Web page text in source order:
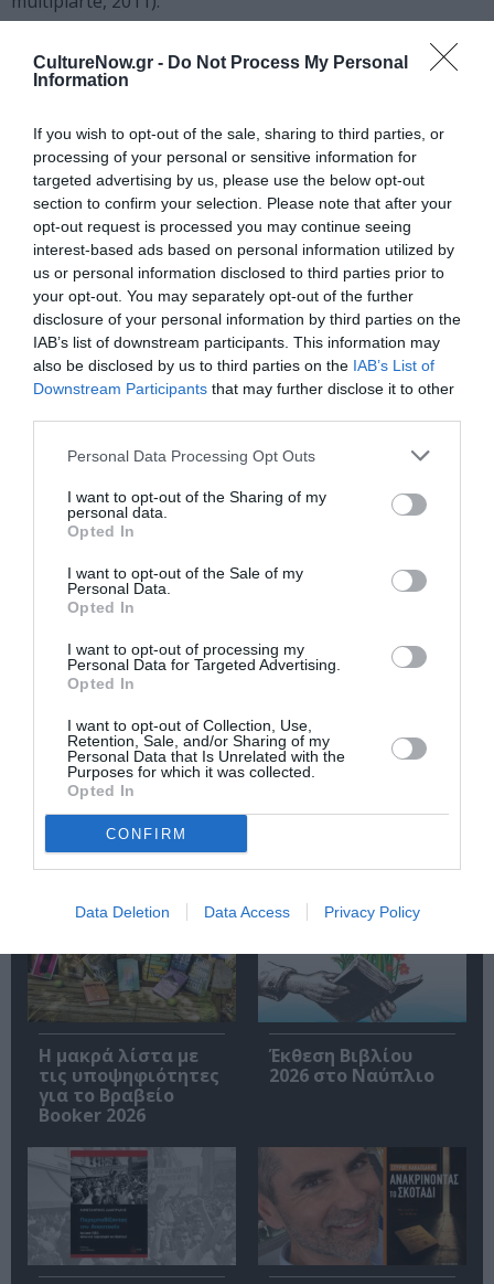
CultureNow.gr - Do Not Process My Personal
Information
If you wish to opt-out of the sale, sharing to third parties, or
processing of your personal or sensitive information for
targeted advertising by us, please use the below opt-out
section to confirm your selection. Please note that after your
opt-out request is processed you may continue seeing
interest-based ads based on personal information utilized by
us or personal information disclosed to third parties prior to
your opt-out. You may separately opt-out of the further
disclosure of your personal information by third parties on the
IAB’s list of downstream participants. This information may
also be disclosed by us to third parties on the IAB’s List of
Downstream Participants that may further disclose it to other
Personal Data Processing Opt Outs
I want to opt-out of the Sharing of my
personal data.
Opted In
I want to opt-out of the Sale of my
Personal Data.
Opted In
I want to opt-out of processing my
Personal Data for Targeted Advertising.
Opted In
I want to opt-out of Collection, Use,
Retention, Sale, and/or Sharing of my
Personal Data that Is Unrelated with the
Purposes for which it was collected.
Opted In
CONFIRM
Data Deletion Data Access Privacy Policy
Ταυτότητα
520, σχήμα: 14×20,5 cm, τιμή:18,33 € με ΦΠΑ, Μάιος 2014
Ακολουθήστε το Culturenow.gr στοGoogle News
μάθετε πρώτοι όλες τις ειδήσεις
Δείτε όλα τατελευταία νέαγια την Τέχνη και τον
Πολιτισμό στοCulturenow.gr
Νέοι Διαγωνισμοί❯
Newsletter
Κάθε βδομάδα στο e-mail σας τα τελευταία νέα για
την Τέχνη και τον Πολιτισμό!
Ακολουθήστε το Culturenow.gr
Σχετικά Άρθρα
Η μακρά λίστα με
τις υποψηφιότητες
για το Βραβείο
Booker 2026
Έκθεση Βιβλίου
2026 στο Ναύπλιο